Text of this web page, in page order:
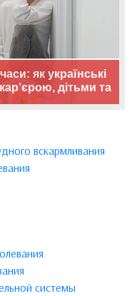
як українські
дітьми та
вскармливания
системы